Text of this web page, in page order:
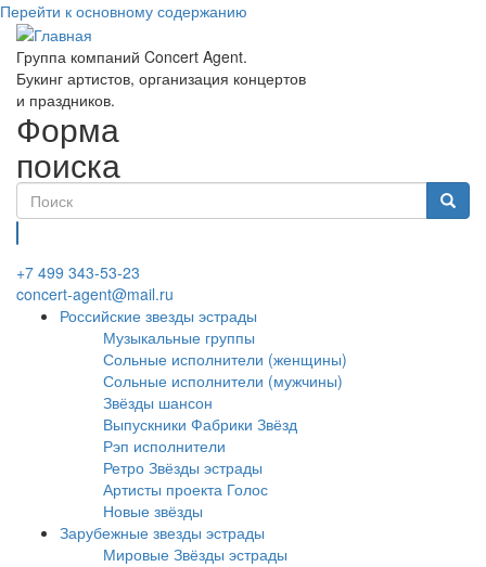
Перейти к основному содержанию
Группа компаний Concert Agent.
Букинг артистов, организация концертов
и праздников.
Форма
поиска
+7 499 343-53-23
concert-agent@mail.ru
Российские звезды эстрады
Музыкальные группы
Сольные исполнители (женщины)
Сольные исполнители (мужчины)
Звёзды шансон
Выпускники Фабрики Звёзд
Рэп исполнители
Ретро Звёзды эстрады
Артисты проекта Голос
Новые звёзды
Зарубежные звезды эстрады
Мировые Звёзды эстрады